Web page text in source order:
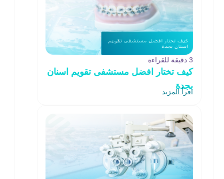
3 دقيقة للقراءة
كيف تختار افضل مستشفى تقويم اسنان
بجدة
اقرأ المزيد